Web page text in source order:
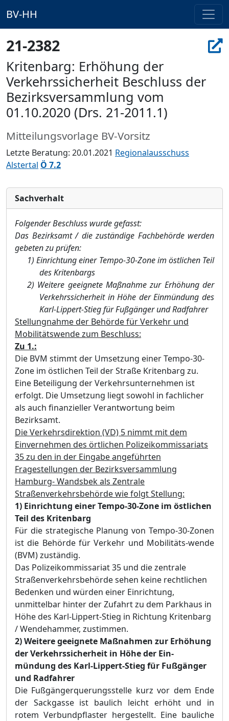
BV-HH
21-2382
Kritenbarg: Erhöhung der
Verkehrssicherheit Beschluss der
Bezirksversammlung vom
01.10.2020 (Drs. 21-2011.1)
Mitteilungsvorlage BV-Vorsitz
Letzte Beratung: 20.01.2021 Regionalausschuss
Alstertal Ö 7.2
Sachverhalt
Folgender Beschluss wurde gefasst:
Das Bezirksamt / die zuständige Fachbehörde werden
gebeten zu prüfen:
1) Einrichtung einer Tempo-30-Zone im östlichen Teil
des Kritenbargs
2) Weitere geeignete Maßnahme zur Erhöhung der
Verkehrssicherheit in Höhe der Einmündung des
Karl-Lippert-Stieg für Fußgänger und Radfahrer
Stellungnahme der Behörde für Verkehr und
Mobilitätswende zum Beschluss:
Zu 1.:
Die BVM stimmt der Umsetzung einer Tempo-30-
Zone im östlichen Teil der Straße Kritenbarg zu.
Eine Beteiligung der Verkehrsunternehmen ist
erfolgt. Die Umsetzung liegt sowohl in fachlicher
als auch finanzieller Verantwortung beim
Bezirksamt.
Die Verkehrsdirektion (VD) 5 nimmt mit dem
Einvernehmen des örtlichen Polizeikommissariats
35 zu den in der Eingabe angeführten
Fragestellungen der Bezirksversammlung
Hamburg- Wandsbek als Zentrale
Straßenverkehrsbehörde wie folgt Stellung:
1) Einrichtung einer Tempo-30-Zone im östlichen
Teil des Kritenbarg
Für die strategische Planung von Tempo-30-Zonen
ist die Behörde für Verkehr und Mobilitäts-wende
(BVM) zuständig.
Das Polizeikommissariat 35 und die zentrale
Straßenverkehrsbehörde sehen keine rechtlichen
Bedenken und würden einer Einrichtung,
unmittelbar hinter der Zufahrt zu dem Parkhaus in
Höhe des Karl-Lippert-Stieg in Richtung Kritenbarg
/ Wendehammer, zustimmen.
2)Weitere geeignete Maßnahmen zur Erhöhung
der Verkehrssicherheit in Höhe der Ein-
mündung des Karl-Lippert-Stieg für Fußgänger
und Radfahrer
Die Fußgängerquerungsstelle kurz vor dem Ende
der Sackgasse ist baulich leicht erhöht und in
rotem Verbundpflaster hergestellt. Eine bauliche